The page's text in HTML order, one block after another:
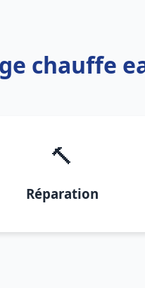
chauffe
🔨
Réparation